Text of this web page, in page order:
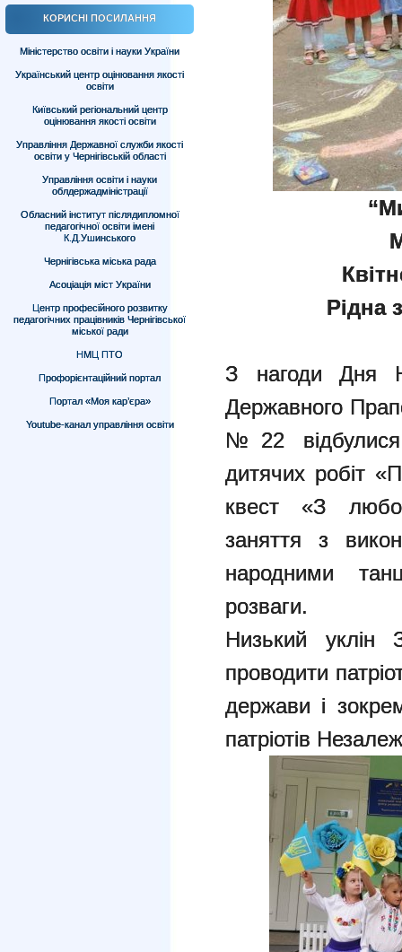
КОРИСНІ ПОСИЛАННЯ
Міністерство освіти і науки України
Український центр оцінювання якості
освіти
Київський регіональний центр
оцінювання якості освіти
Управління Державної служби якості
освіти у Чернігівській області
Управління освіти і науки
облдержадміністрації
Обласний інститут післядипломної
педагогічної освіти імені
К.Д.Ушинського
Чернігівська міська рада
Асоціація міст України
Центр професійного розвитку
педагогічних працівників Чернігівської
міської ради
НМЦ ПТО
Профорієнтаційний портал
Портал «Моя кар’єра»
Youtube-канал управління освіти
Рідна
З нагоди Дня
Державного
№22 відбулися
дитячих робіт
квест «З
заняття з
народними
розваги.
Низький
проводити
держави і
патріотів